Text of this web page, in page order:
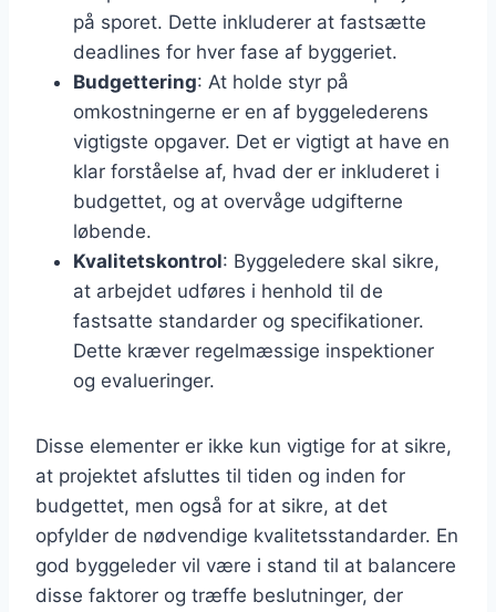
på sporet. Dette inkluderer at fastsætte
deadlines for hver fase af byggeriet.
Budgettering: At holde styr på
omkostningerne er en af byggelederens
vigtigste opgaver. Det er vigtigt at have en
klar forståelse af, hvad der er inkluderet i
budgettet, og at overvåge udgifterne
løbende.
Kvalitetskontrol: Byggeledere skal sikre,
at arbejdet udføres i henhold til de
fastsatte standarder og specifikationer.
Dette kræver regelmæssige inspektioner
og evalueringer.
Disse elementer er ikke kun vigtige for at sikre,
at projektet afsluttes til tiden og inden for
budgettet, men også for at sikre, at det
opfylder de nødvendige kvalitetsstandarder. En
god byggeleder vil være i stand til at balancere
disse faktorer og træffe beslutninger, der